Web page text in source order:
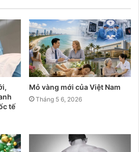
tế
Mỏ vàng mới của Việt Nam
Tháng 5 6, 2026